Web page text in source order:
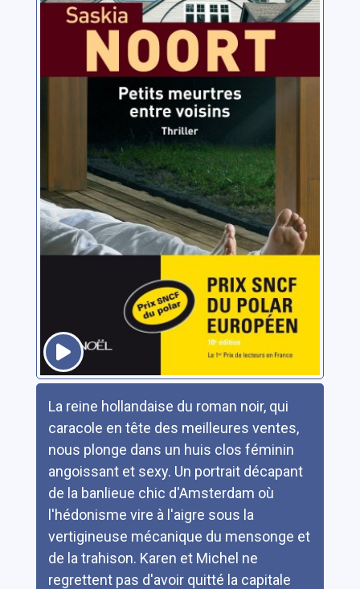
La reine hollandaise du roman noir, qui
caracole en tête des meilleures ventes,
nous plonge dans un huis clos féminin
angoissant et sexy. Un portrait décapant
de la banlieue chic d'Amsterdam où
l'hédonisme vire à l'aigre sous la
vertigineuse mécanique du mensonge et
de la trahison. Karen et Michel ne
regrettent pas d'avoir quitté la capitale